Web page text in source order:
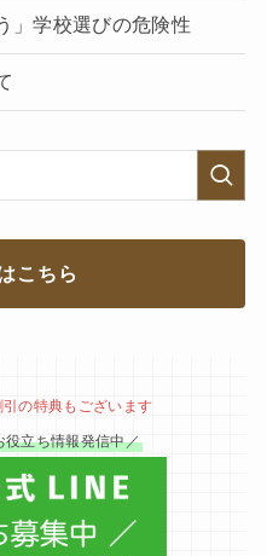
」学校選びの危険性
こちら
の特典もございます
立ち情報発信中／